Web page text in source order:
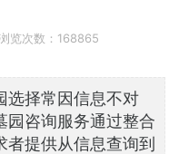
览次数：168865
选择常因信息不对
园咨询服务通过整合
提供从信息查询到